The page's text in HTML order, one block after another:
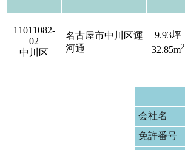
11011082-
02
中川区
名古屋市中川区運
河通
9.93坪
32.85m2
会社名
免許番号